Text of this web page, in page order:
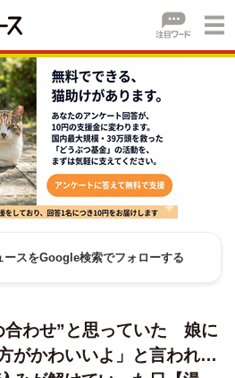
ースをGoogle検索でフォローする
合わせ”と思っていた 娘に
がかわいいよ」と言われ…